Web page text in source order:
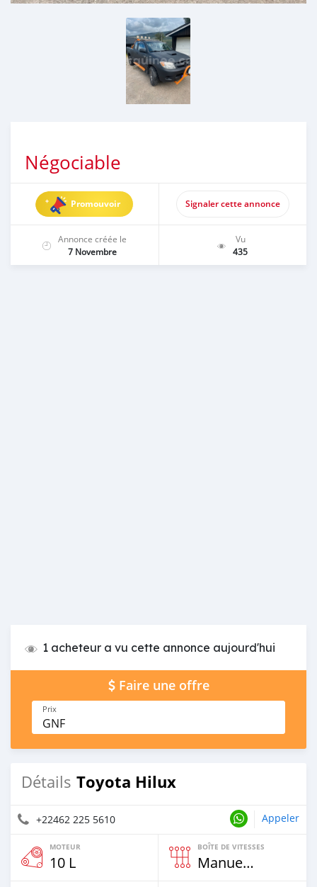
Négociable
Promouvoir Signaler cette annonce
Annonce créée le
7 Novembre
Vu
435
1 acheteur a vu cette annonce aujourd'hui
Faire une offre
Prix
GNF
Détails Toyota Hilux
+22462 225 5610 Appeler
MOTEUR
10 L
BOÎTE DE VITESSES
Manuelle